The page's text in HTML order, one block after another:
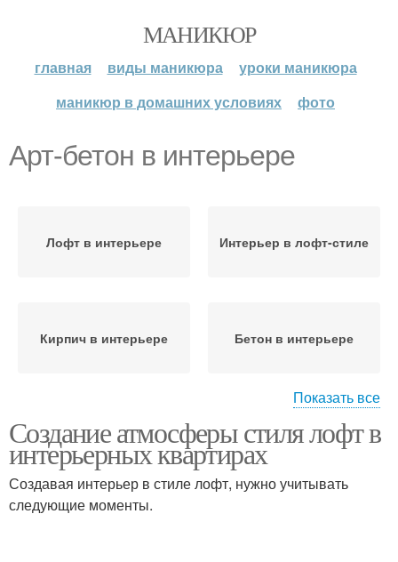
МАНИКЮР
главная виды маникюра
уроки маникюра
маникюр в домашних условиях
фото
Арт-бетон в интерьере
Лофт в интерьере Интерьер в лофт-стиле
Кирпич в интерьере Бетон в интерьере
интерьере
Доска в интерьере
Показать все
Создание атмосферы стиля лофт в
интерьерных квартирах
Создавая интерьер в стиле лофт, нужно учитывать
следующие моменты.